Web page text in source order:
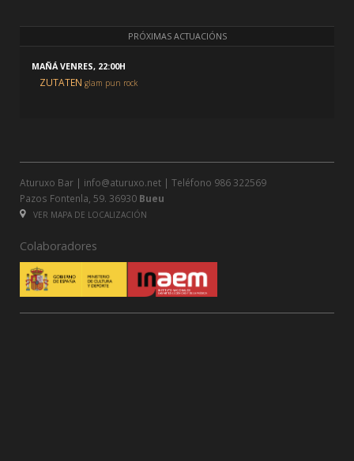
PRÓXIMAS ACTUACIÓNS
MAÑÁ VENRES, 22:00H
ZUTATEN glam pun rock
Aturuxo Bar | info@aturuxo.net | Teléfono 986 322569
Pazos Fontenla, 59. 36930 Bueu
VER MAPA DE LOCALIZACIÓN
Colaboradores